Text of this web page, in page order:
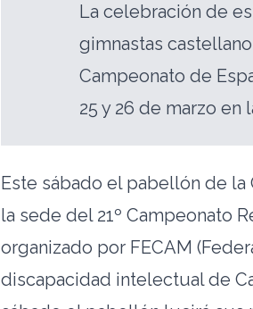
La celebración de
gimnastas
Campeonato de
25 y 26 de marzo en
Este sábado el pabellón de
la sede del 21º Campeonato
organizado por FECAM
discapacidad intelectual de